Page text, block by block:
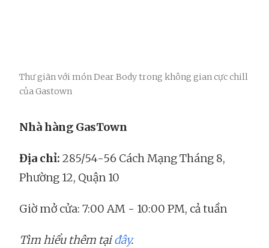
Thư giãn với món Dear Body trong không gian cực chill
của Gastown
Nhà hàng GasTown
Địa chỉ: 285/54-56 Cách Mạng Tháng 8,
Phường 12, Quận 10
Giờ mở cửa: 7:00 AM - 10:00 PM, cả tuần
Tìm hiểu thêm tạiđây.